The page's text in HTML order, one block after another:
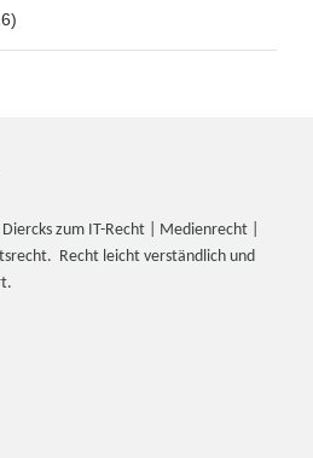
zum IT-Recht | Medienrecht |
Recht leicht verständlich und